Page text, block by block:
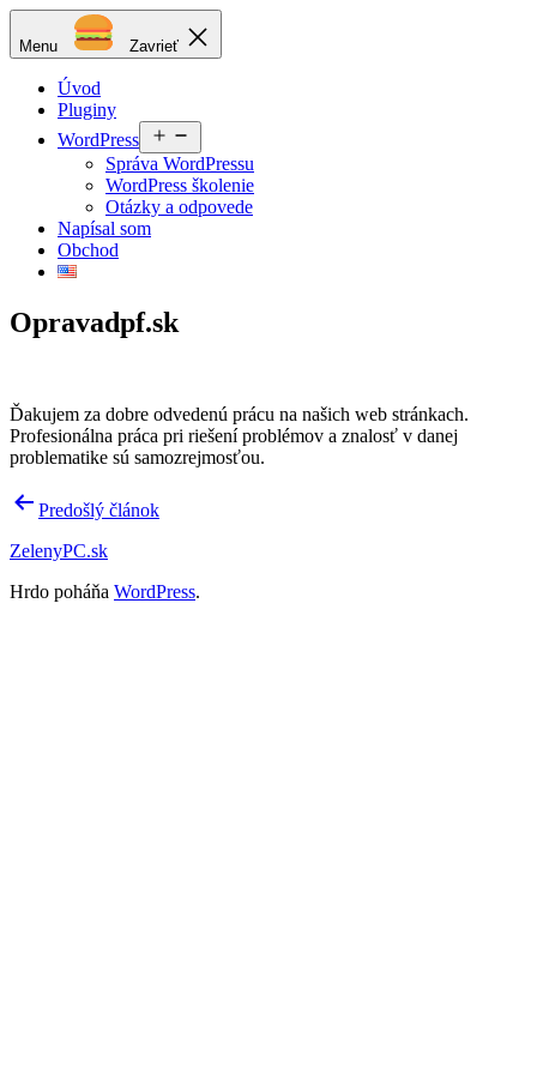
Prejsť
na
obsah
Matej
Podstrelenec
Menu Zavrieť
Úvod
Pluginy
WordPress
menu
Správa WordPressu
WordPress školenie
Otázky a odpovede
Napísal som
Obchod
Opravadpf.sk
Ďakujem za dobre odvedenú prácu na našich web stránkach.
Profesionálna práca pri riešení problémov a znalosť v danej
problematike sú samozrejmosťou.
Navigácia
článku
Predošlý článok
ZelenyPC.sk
Hrdo poháňa WordPress.